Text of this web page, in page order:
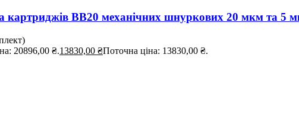
картриджів BB20 механічних шнуркових 20 мкм та 5
20896,00 ₴.13830,00 ₴Поточна ціна: 13830,00 ₴.